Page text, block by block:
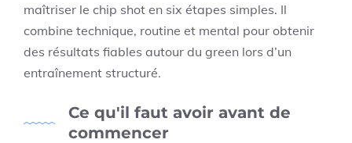
maîtriser le chip shot en six étapes simples. Il
combine technique, routine et mental pour obtenir
des résultats fiables autour du green lors d’un
entraînement structuré.
Ce qu'il faut avoir avant de
commencer